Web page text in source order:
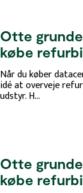
Otte
købe
Når du køber
idé at overveje
udstyr. H...
Otte
købe